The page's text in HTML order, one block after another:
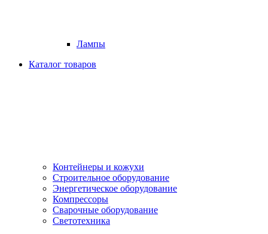
Лампы
Каталог товаров
Контейнеры и кожухи
Строительное оборудование
Энергетическое оборудование
Компрессоры
Сварочные оборудование
Светотехника